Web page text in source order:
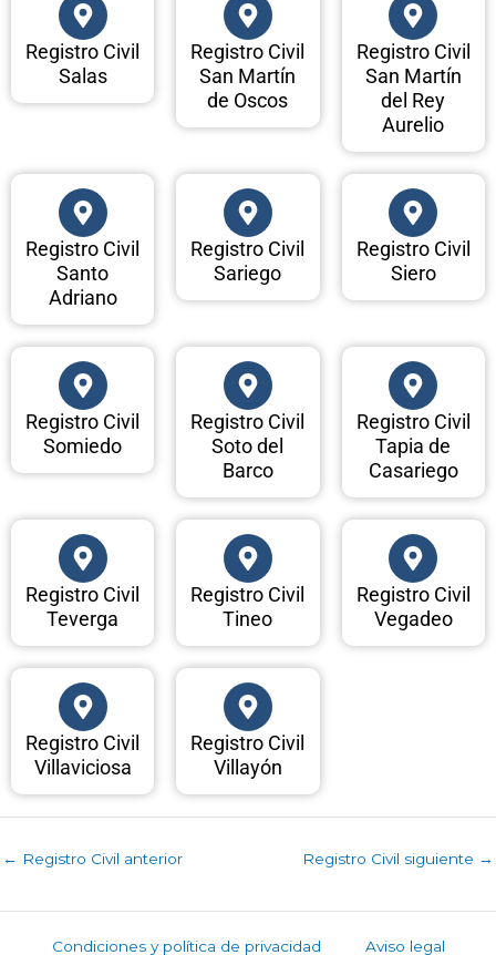
Registro Civil
Salas
Registro Civil
San Martín
de Oscos
Registro Civil
San Martín
del Rey
Aurelio
Registro Civil
Santo
Adriano
Registro Civil
Sariego
Registro Civil
Siero
Registro Civil
Somiedo
Registro Civil
Soto del
Barco
Registro Civil
Tapia de
Casariego
Registro Civil
Teverga
Registro Civil
Tineo
Registro Civil
Vegadeo
Registro Civil
Villaviciosa
Registro Civil
Villayón
← Registro Civil anterior Registro Civil siguiente →
Condiciones y política de privacidad Aviso legal